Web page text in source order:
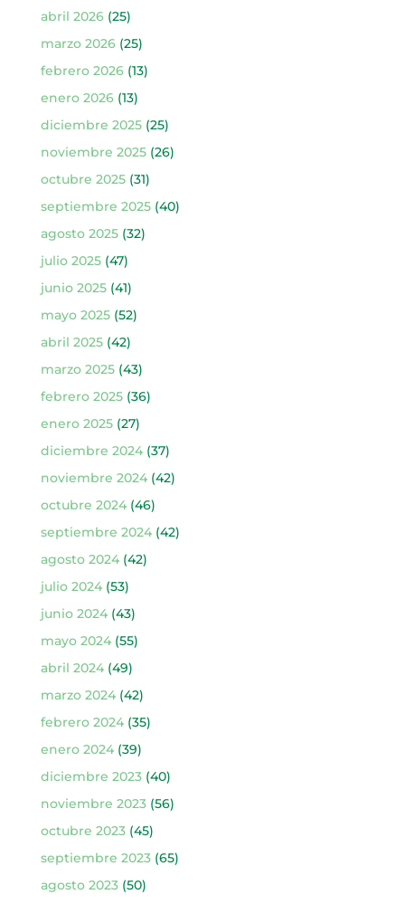
abril 2026(25)
marzo 2026(25)
febrero 2026(13)
enero 2026(13)
diciembre 2025(25)
noviembre 2025(26)
octubre 2025(31)
septiembre 2025(40)
agosto 2025(32)
julio 2025(47)
junio 2025(41)
mayo 2025(52)
abril 2025(42)
marzo 2025(43)
febrero 2025(36)
enero 2025(27)
diciembre 2024(37)
noviembre 2024(42)
octubre 2024(46)
septiembre 2024(42)
agosto 2024(42)
julio 2024(53)
junio 2024(43)
mayo 2024(55)
abril 2024(49)
marzo 2024(42)
febrero 2024(35)
enero 2024(39)
diciembre 2023(40)
noviembre 2023(56)
octubre 2023(45)
septiembre 2023(65)
agosto 2023(50)